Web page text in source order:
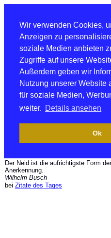
Wir verwenden Cookies,
Anzeigen zu
soziale Medien anbieten
Zugriffe auf unsere
Außerdem geben wir
Nutzung unserer Website
für soziale Medien,
weiter. Details ansehen
Ok
Der Neid ist die aufrichtigste Form der
Anerkennung.
Wilhelm Busch
bei Zitate des Tages